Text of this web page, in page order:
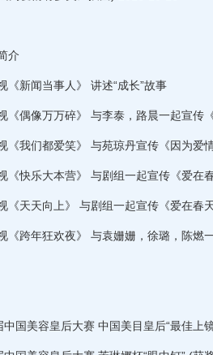
介
新闻当事人》 讲述“成长”故事
像万万碎》 与李泰，路晨一起宣传《
我们都爱笑》 与苑琼丹宣传《因为爱情
快乐大本营》 与剧组一起宣传《爱在春
天天向上》 与剧组一起宣传《爱在春天
跨年狂欢夜》 与袁姗姗，徐璐，陈燃
美容皇后大赛 中国美目皇后“最佳上